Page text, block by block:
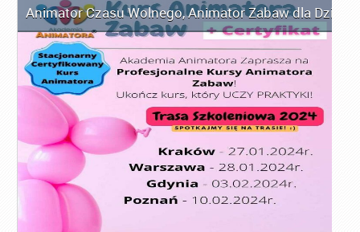
Animator Czasu Wolnego,Animator Zabaw dla Dzieci